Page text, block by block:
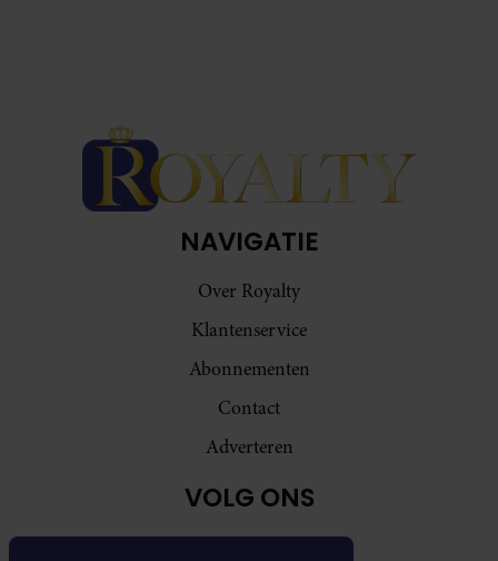
NAVIGATIE
Over Royalty
Klantenservice
Abonnementen
Contact
Adverteren
VOLG ONS